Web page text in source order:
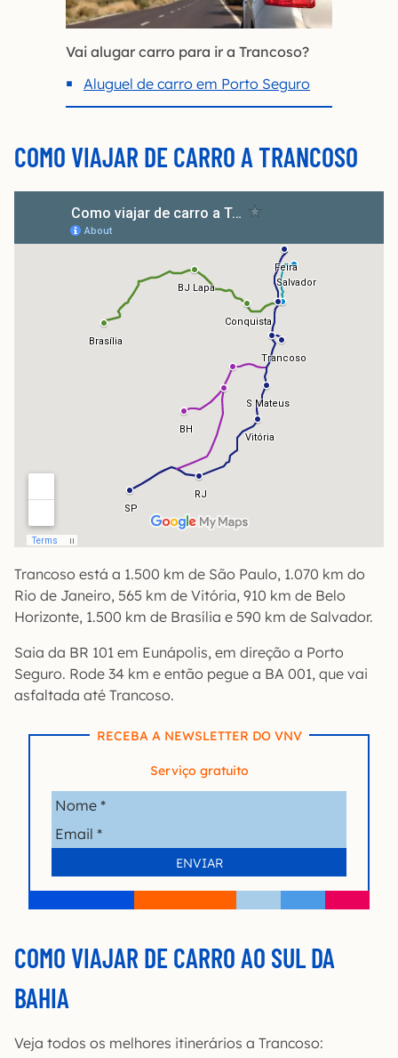
Vai alugar carro para ir a Trancoso?
Aluguel de carro em Porto Seguro
COMO VIAJAR DE CARRO A TRANCOSO
Trancoso está a 1.500 km de São Paulo, 1.070 km do
Rio de Janeiro, 565 km de Vitória, 910 km de Belo
Horizonte, 1.500 km de Brasília e 590 km de Salvador.
Saia da BR 101 em Eunápolis, em direção a Porto
Seguro. Rode 34 km e então pegue a BA 001, que vai
asfaltada até Trancoso.
RECEBA A NEWSLETTER DO VNV
Serviço gratuito
COMO VIAJAR DE CARRO AO SUL DA
BAHIA
Veja todos os melhores itinerários a Trancoso: